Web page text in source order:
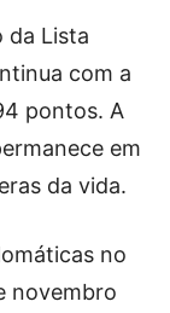
da Lista
com a
pontos. A
em
da vida.
no
novembro